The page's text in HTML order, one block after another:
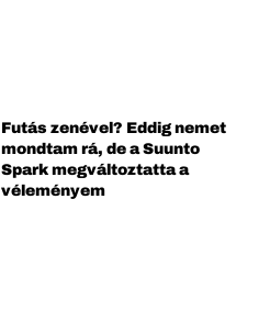
Futás zenével? Eddig nemet
mondtam rá, de a Suunto
Spark megváltoztatta a
véleményem